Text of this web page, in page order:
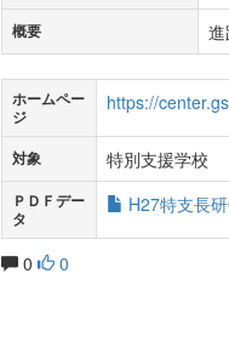
概要
ホームペー
ジ
https://
対象 特別支援学校
ＰＤＦデー
タ
H27特支長
0 0